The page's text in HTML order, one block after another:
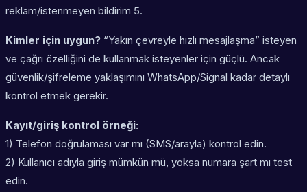
reklam/istenmeyen bildirim 5.
Kimler için uygun? “Yakın çevreyle hızlı mesajlaşma” isteyen
ve çağrı özelliğini de kullanmak isteyenler için güçlü. Ancak
güvenlik/şifreleme yaklaşımını WhatsApp/Signal kadar detaylı
kontrol etmek gerekir.
Kayıt/giriş kontrol örneği:
1) Telefon doğrulaması var mı (SMS/arayla) kontrol edin.
2) Kullanıcı adıyla giriş mümkün mü, yoksa numara şart mı test
edin.